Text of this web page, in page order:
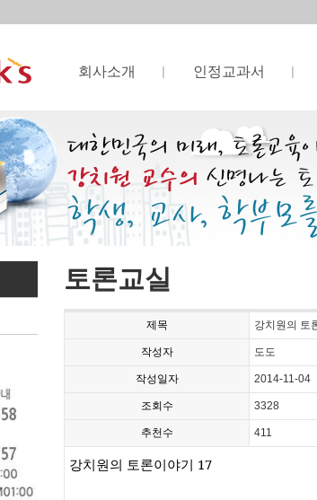
회사소개 인정교과서
토론교실
제목 강치원의 토
작성자 도도
작성일자 2014-11-04
조회수 3328
추천수 411
강치원의 토론이야기 17